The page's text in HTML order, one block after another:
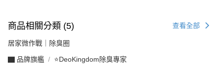
商品相關分類 (5) 查看全部
居家微作戰｜除臭圈
▇ 品牌旗艦 ⭐DeoKingdom除臭專家